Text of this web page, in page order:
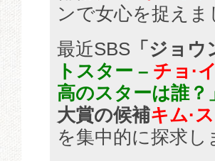
ンで女心を捉えま
最近SBS 「ジョウ
トスター – チョ·
高のスターは誰？
大賞の候補キム·
を集中的に探求し